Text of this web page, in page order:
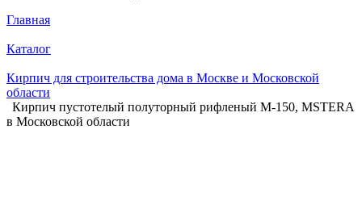
Главная
Каталог
Кирпич для строительства дома в Москве и Московской
области
Кирпич пустотелый полуторный рифленый М-150, MSTERA
в Московской области